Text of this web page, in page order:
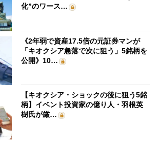
化”のワース…
《2年弱で資産17.5倍の元証券マンが
「キオクシア急落で次に狙う」5銘柄を
公開》10…
【キオクシア・ショックの後に狙う5銘
柄】イベント投資家の億り人・羽根英
樹氏が厳…